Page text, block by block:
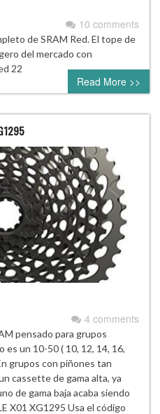
10 comments
de SRAM Red. El tope de
del mercado con
22
Read More >>
4 comments
pensado para grupos
es un 10-50 ( 10, 12, 14, 16,
grupos con piñones tan
cassette de gama alta, ya
de gama baja acaba siendo
X01 XG1295 Usa el código